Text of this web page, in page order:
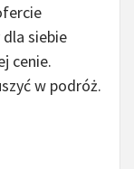
siebie
cenie.
w podróż.